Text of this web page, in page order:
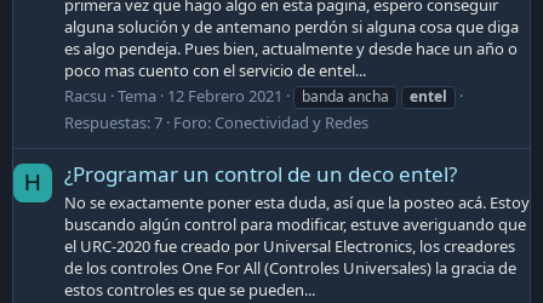
alguna solución y de antemano perdón si alguna cosa que diga
es algo pendeja. Pues bien, actualmente y desde hace un año o
poco mas cuento con el servicio de entel...
Racsu Tema 12 Febrero 2021 banda ancha entel
Respuestas: 7 Foro: Conectividad y Redes
H ¿Programar un control de un deco entel?
No se exactamente poner esta duda, así que la posteo acá. Estoy
buscando algún control para modificar, estuve averiguando que
el URC-2020 fue creado por Universal Electronics, los creadores
de los controles One For All (Controles Universales) la gracia de
estos controles es que se pueden...